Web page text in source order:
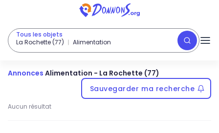
Tous les objets
La Rochette (77)
Alimentation
Annonces Alimentation - La Rochette (77)
Sauvegarder ma recherche
Aucun résultat